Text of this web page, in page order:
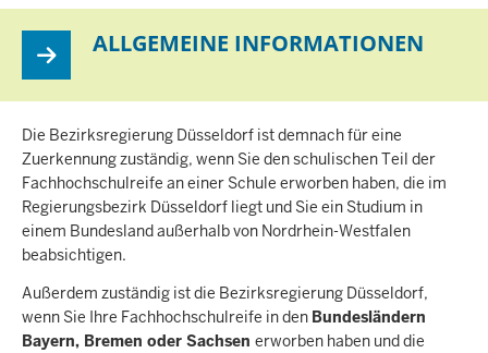
ALLGEMEINE INFORMATIONEN
Die Bezirksregierung Düsseldorf ist demnach für eine
Zuerkennung zuständig, wenn Sie den schulischen Teil der
Fachhochschulreife an einer Schule erworben haben, die im
Regierungsbezirk Düsseldorf liegt und Sie ein Studium in
einem Bundesland außerhalb von Nordrhein-Westfalen
beabsichtigen.
Außerdem zuständig ist die Bezirksregierung Düsseldorf,
wenn Sie Ihre Fachhochschulreife in den Bundesländern
Bayern, Bremen oder Sachsen erworben haben und die